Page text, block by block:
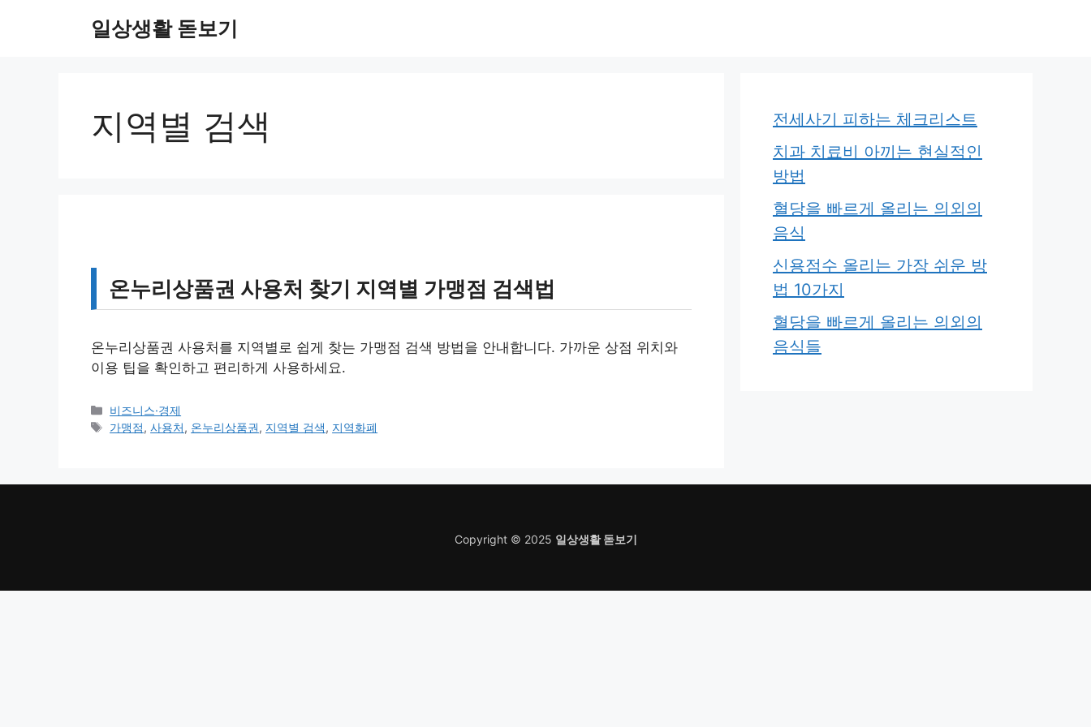
일상생활 돋보기
지역별 검색
온누리상품권 사용처 찾기 지역별 가맹점 검색법
온누리상품권 사용처를 지역별로 쉽게 찾는 가맹점 검색 방법을 안내합니다. 가까운 상점 위치와
이용 팁을 확인하고 편리하게 사용하세요.
카
테
비즈니스·경제
태
가맹점,사용처, 온누리상품권, 지역별 검색, 지역화폐
전세사기 피하는 체크리스트
치과 치료비 아끼는 현실적인
방법
혈당을 빠르게 올리는 의외의
음식
신용점수 올리는 가장 쉬운 방
법 10가지
혈당을 빠르게 올리는 의외의
음식들
Copyright © 2025 일상생활 돋보기